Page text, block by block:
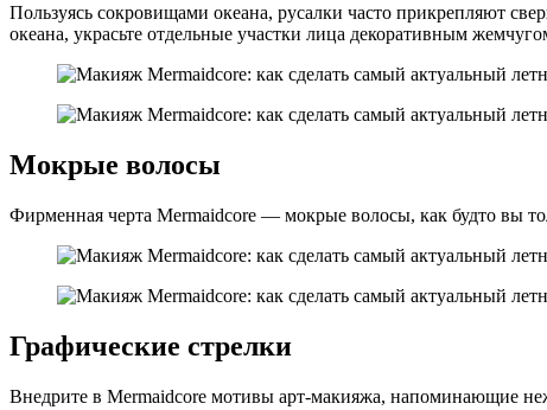
Пользуясь сокровищами океана, русалки часто прикрепляют
океана, украсьте отдельные участки лица декоративным
Мокрые волосы
Фирменная черта Mermaidcore — мокрые волосы, как будто вы
Графические стрелки
Внедрите в Mermaidcore мотивы арт-макияжа, напоминающие